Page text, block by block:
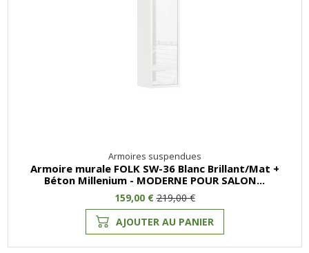
Armoires suspendues
Armoire murale FOLK SW-36 Blanc Brillant/Mat +
Béton Millenium - MODERNE POUR SALON...
159,00 €219,00 €
AJOUTER AU PANIER